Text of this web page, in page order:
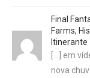
Final
Farms,
Itinerante
[…] em
nova